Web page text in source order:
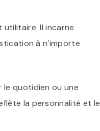
utilitaire. Il incarne
à n’importe
quotidien ou une
la personnalité et le